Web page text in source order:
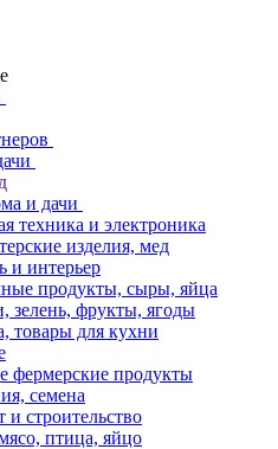
и дачи
техника и электроника
изделия, мед
и интерьер
продукты, сыры, яйца
зелень, фрукты, ягоды
товары для кухни
фермерские продукты
семена
и строительство
птица, яйцо